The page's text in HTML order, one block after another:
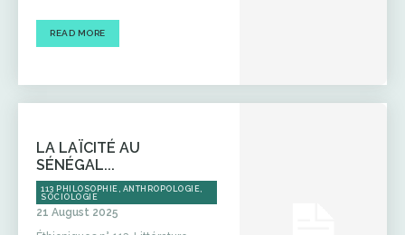
READ MORE
LA LAÏCITÉ AU
SÉNÉGAL...
113 PHILOSOPHIE, ANTHROPOLOGIE,
SOCIOLOGIE
21 August 2025